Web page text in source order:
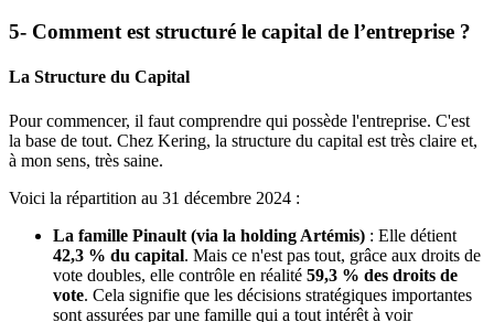
5- Comment est structuré le capital de l’entreprise ?
La Structure du Capital
Pour commencer, il faut comprendre qui possède l'entreprise. C'est
la base de tout. Chez Kering, la structure du capital est très claire et,
à mon sens, très saine.
Voici la répartition au 31 décembre 2024 :
La famille Pinault (via la holding Artémis) : Elle détient
42,3 % du capital. Mais ce n'est pas tout, grâce aux droits de
vote doubles, elle contrôle en réalité 59,3 % des droits de
vote. Cela signifie que les décisions stratégiques importantes
sont assurées par une famille qui a tout intérêt à voir